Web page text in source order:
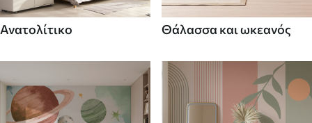
Ανατολίτικο Θάλασσα και ωκεανός